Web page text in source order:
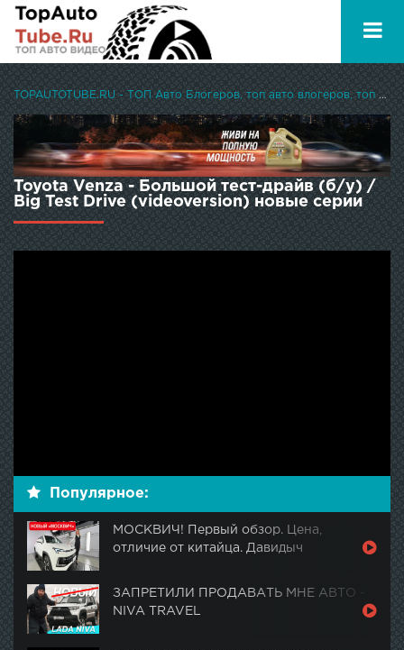
TOPAUTOTUBE.RU - ТОП Авто Блогеров, топ авто влогеров, топ авто ютуберов
Toyota Venza - Большой тест-драйв (б/у) /
Big Test Drive (videoversion) новые серии
Популярное:
МОСКВИЧ! Первый обзор. Цена,
отличие от китайца. Давидыч
ЗАПРЕТИЛИ ПРОДАВАТЬ МНЕ АВТО -
NIVA TRAVEL